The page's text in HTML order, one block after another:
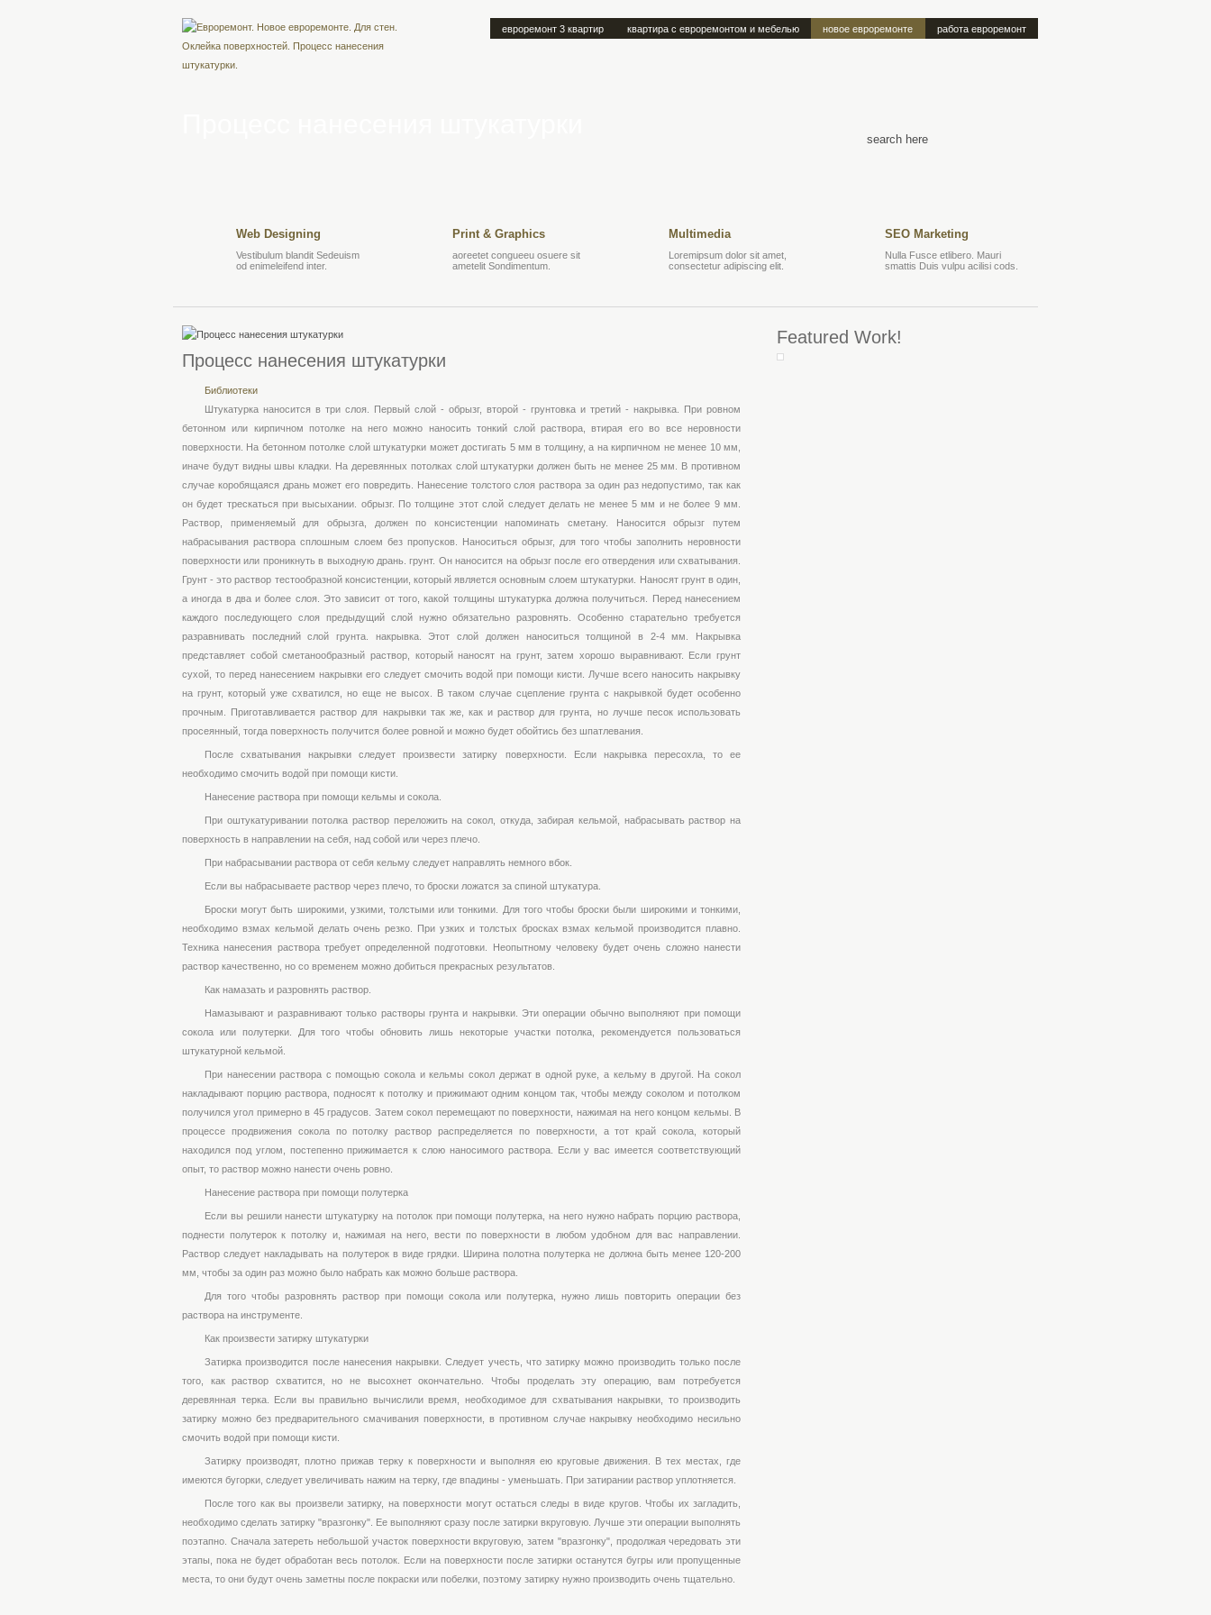
евроремонт 3 квартир квартира с евроремонтом и мебелью новое евроремонте работа евроремонт
Web Designing
Vestibulum blandit Sedeuism
od enimeleifend inter.
Print & Graphics
aoreetet congueeu osuere sit
ametelit Sondimentum.
Multimedia
Loremipsum dolor sit amet,
consectetur adipiscing elit.
SEO Marketing
Nulla Fusce etlibero. Mauri
smattis Duis vulpu acilisi cods.
Процесс нанесения штукатурки
Библиотеки
Штукатурка наносится в три слоя. Первый слой - обрызг, второй - грунтовка и третий - накрывка. При ровном
бетонном или кирпичном потолке на него можно наносить тонкий слой раствора, втирая его во все неровности
поверхности. На бетонном потолке слой штукатурки может достигать 5 мм в толщину, а на кирпичном не менее 10 мм,
иначе будут видны швы кладки. На деревянных потолках слой штукатурки должен быть не менее 25 мм. В противном
случае коробящаяся дрань может его повредить. Нанесение толстого слоя раствора за один раз недопустимо, так как
он будет трескаться при высыхании. обрызг. По толщине этот слой следует делать не менее 5 мм и не более 9 мм.
Раствор, применяемый для обрызга, должен по консистенции напоминать сметану. Наносится обрызг путем
набрасывания раствора сплошным слоем без пропусков. Наноситься обрызг, для того чтобы заполнить неровности
поверхности или проникнуть в выходную дрань. грунт. Он наносится на обрызг после его отвердения или схватывания.
Грунт - это раствор тестообразной консистенции, который является основным слоем штукатурки. Наносят грунт в один,
а иногда в два и более слоя. Это зависит от того, какой толщины штукатурка должна получиться. Перед нанесением
каждого последующего слоя предыдущий слой нужно обязательно разровнять. Особенно старательно требуется
разравнивать последний слой грунта. накрывка. Этот слой должен наноситься толщиной в 2-4 мм. Накрывка
представляет собой сметанообразный раствор, который наносят на грунт, затем хорошо выравнивают. Если грунт
сухой, то перед нанесением накрывки его следует смочить водой при помощи кисти. Лучше всего наносить накрывку
на грунт, который уже схватился, но еще не высох. В таком случае сцепление грунта с накрывкой будет особенно
прочным. Приготавливается раствор для накрывки так же, как и раствор для грунта, но лучше песок использовать
просеянный, тогда поверхность получится более ровной и можно будет обойтись без шпатлевания.
После схватывания накрывки следует произвести затирку поверхности. Если накрывка пересохла, то ее
необходимо смочить водой при помощи кисти.
Нанесение раствора при помощи кельмы и сокола.
При оштукатуривании потолка раствор переложить на сокол, откуда, забирая кельмой, набрасывать раствор на
поверхность в направлении на себя, над собой или через плечо.
При набрасывании раствора от себя кельму следует направлять немного вбок.
Если вы набрасываете раствор через плечо, то броски ложатся за спиной штукатура.
Броски могут быть широкими, узкими, толстыми или тонкими. Для того чтобы броски были широкими и тонкими,
необходимо взмах кельмой делать очень резко. При узких и толстых бросках взмах кельмой производится плавно.
Техника нанесения раствора требует определенной подготовки. Неопытному человеку будет очень сложно нанести
раствор качественно, но со временем можно добиться прекрасных результатов.
Как намазать и разровнять раствор.
Намазывают и разравнивают только растворы грунта и накрывки. Эти операции обычно выполняют при помощи
сокола или полутерки. Для того чтобы обновить лишь некоторые участки потолка, рекомендуется пользоваться
штукатурной кельмой.
При нанесении раствора с помощью сокола и кельмы сокол держат в одной руке, а кельму в другой. На сокол
накладывают порцию раствора, подносят к потолку и прижимают одним концом так, чтобы между соколом и потолком
получился угол примерно в 45 градусов. Затем сокол перемещают по поверхности, нажимая на него концом кельмы. В
процессе продвижения сокола по потолку раствор распределяется по поверхности, а тот край сокола, который
находился под углом, постепенно прижимается к слою наносимого раствора. Если у вас имеется соответствующий
опыт, то раствор можно нанести очень ровно.
Нанесение раствора при помощи полутерка
Если вы решили нанести штукатурку на потолок при помощи полутерка, на него нужно набрать порцию раствора,
поднести полутерок к потолку и, нажимая на него, вести по поверхности в любом удобном для вас направлении.
Раствор следует накладывать на полутерок в виде грядки. Ширина полотна полутерка не должна быть менее 120-200
мм, чтобы за один раз можно было набрать как можно больше раствора.
Для того чтобы разровнять раствор при помощи сокола или полутерка, нужно лишь повторить операции без
раствора на инструменте.
Как произвести затирку штукатурки
Затирка производится после нанесения накрывки. Следует учесть, что затирку можно производить только после
того, как раствор схватится, но не высохнет окончательно. Чтобы проделать эту операцию, вам потребуется
деревянная терка. Если вы правильно вычислили время, необходимое для схватывания накрывки, то производить
затирку можно без предварительного смачивания поверхности, в противном случае накрывку необходимо несильно
смочить водой при помощи кисти.
Затирку производят, плотно прижав терку к поверхности и выполняя ею круговые движения. В тех местах, где
имеются бугорки, следует увеличивать нажим на терку, где впадины - уменьшать. При затирании раствор уплотняется.
После того как вы произвели затирку, на поверхности могут остаться следы в виде кругов. Чтобы их загладить,
необходимо сделать затирку "вразгонку". Ее выполняют сразу после затирки вкруговую. Лучше эти операции выполнять
поэтапно. Сначала затереть небольшой участок поверхности вкруговую, затем "вразгонку", продолжая чередовать эти
этапы, пока не будет обработан весь потолок. Если на поверхности после затирки останутся бугры или пропущенные
места, то они будут очень заметны после покраски или побелки, поэтому затирку нужно производить очень тщательно.
Featured Work!